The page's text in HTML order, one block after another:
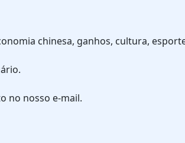
chinesa, ganhos, cultura,
no nosso e-mail.